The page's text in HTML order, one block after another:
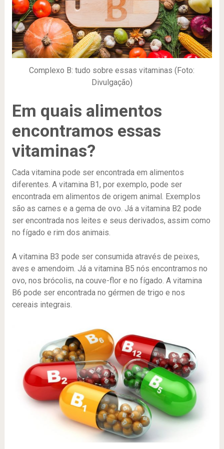
Complexo B: tudo sobre essas vitaminas (Foto:
Divulgação)
Em quais alimentos
encontramos essas
vitaminas?
Cada vitamina pode ser encontrada em alimentos
diferentes. A vitamina B1, por exemplo, pode ser
encontrada em alimentos de origem animal. Exemplos
são as carnes e a gema de ovo. Já a vitamina B2 pode
ser encontrada nos leites e seus derivados, assim como
no fígado e rim dos animais.
A vitamina B3 pode ser consumida através de peixes,
aves e amendoim. Já a vitamina B5 nós encontramos no
ovo, nos brócolis, na couve-flor e no fígado. A vitamina
B6 pode ser encontrada no gérmen de trigo e nos
cereais integrais.